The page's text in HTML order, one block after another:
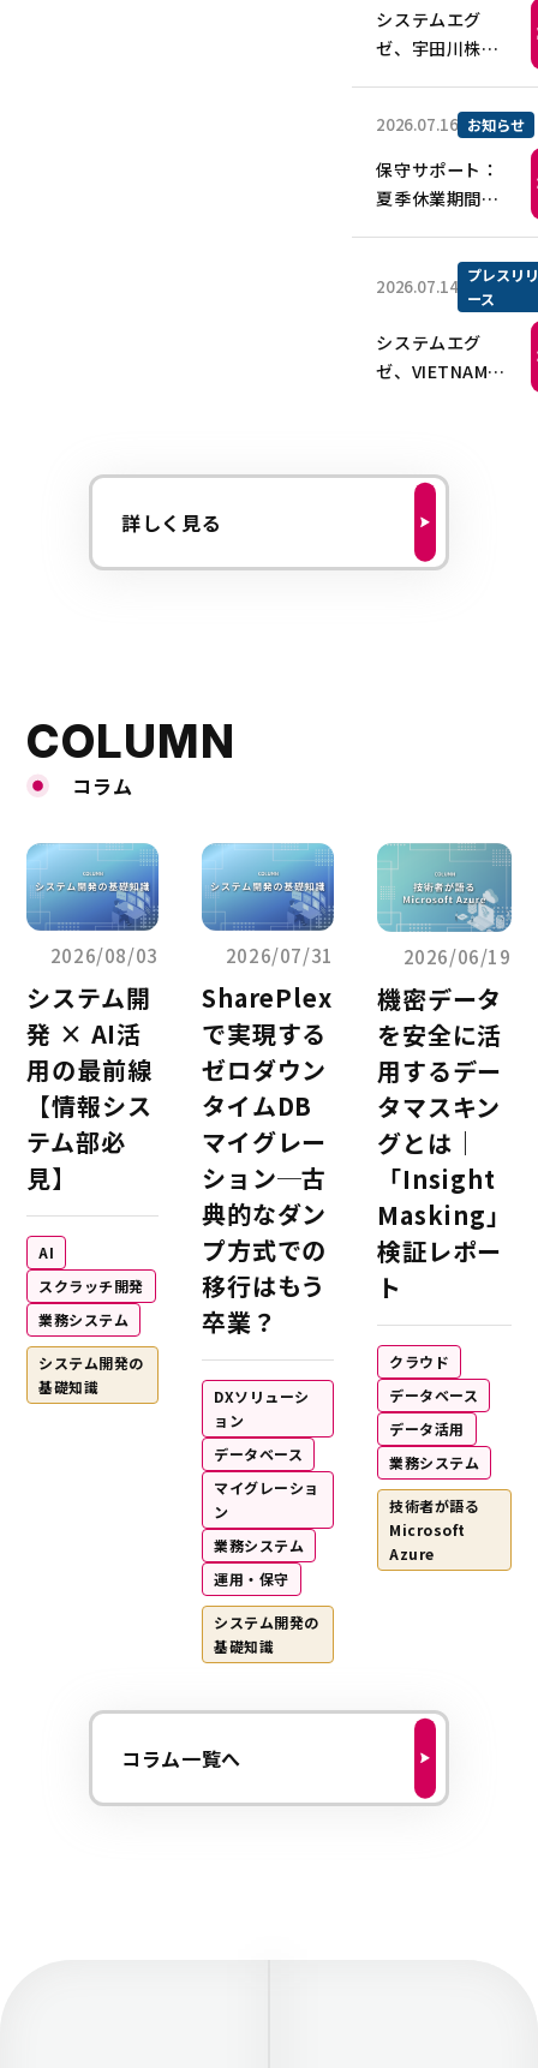
システムエグ
ゼ、宇田川株式
ークフローシス
テム
「AppRemo（ア
ップリモ）」の
2026.07.16 お知らせ
保守サポート：
夏季休業期間の
2026.07.14
プレスリ
ース
システムエグ
ゼ、VIETNAM
産管理」の導入
事例を公開
詳しく見る
COLUMN
コラム
2026/08/03
システム開
発 × AI活
用の最前線
【情報シス
テム部必
見】
AI
スクラッチ開発
業務システム
システム開発の
基礎知識
2026/07/31
SharePlex
で実現する
ゼロダウン
タイムDB
マイグレー
ション─古
典的なダン
プ方式での
移行はもう
卒業？
DXソリューシ
ョン
データベース
マイグレーショ
ン
業務システム
運用・保守
システム開発の
基礎知識
2026/06/19
機密データ
を安全に活
用するデー
タマスキン
グとは｜
「Insight
Masking」
検証レポー
ト
クラウド
データベース
データ活用
業務システム
技術者が語る
Microsoft
Azure
コラム一覧へ